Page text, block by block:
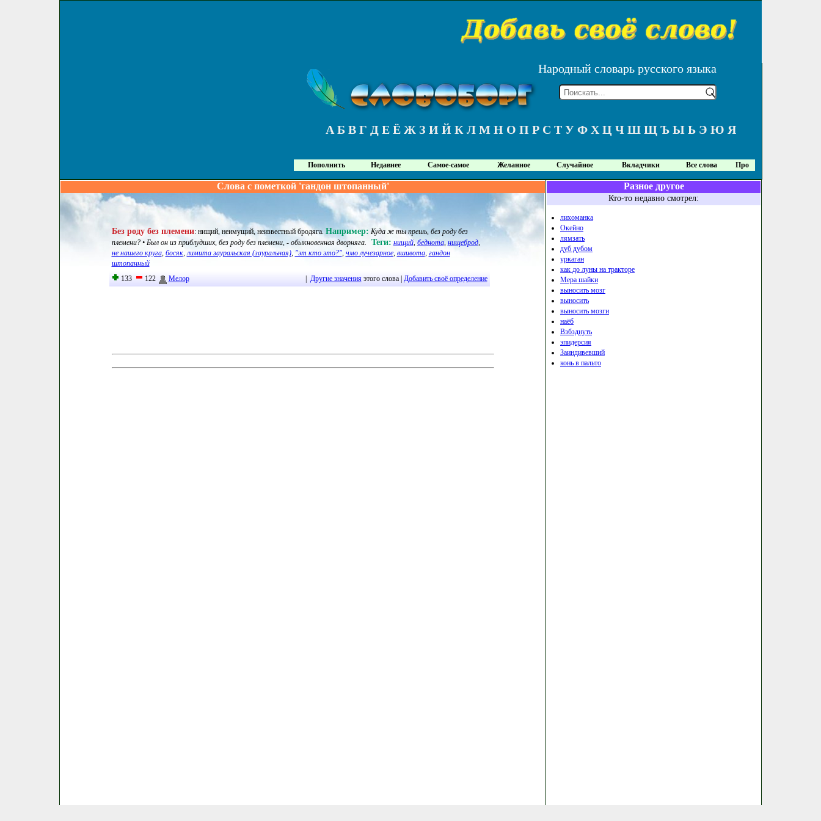
Народный словарь русского языка
А Б В Г Д Е Ё Ж З И Й К Л М Н О П Р С Т У Ф Х Ц Ч Ш Щ Ъ Ы Ь Э Ю Я
Пополнить Недавнее Самое-самое Желанное Случайное Вкладчики Все слова Про
Слова с пометкой 'гандон штопанный'
Без роду без племени: нищий, неимущий, неизвестный бродяга. Например: Куда ж ты прешь, без роду без
племени? • Был он из приблудших, без роду без племени, - обыкновенная дворняга.
Теги: нищий,беднота, нищеброд,
не нашего круга, босяк,лимита зауральская (зауральная), "эт кто это?", чмо лучезарное, вшивота, гандон
штопанный
133
122 Мелор Другие значенияэтого слова | Добавить своё определение
Разное другое
Кто-то недавно смотрел:
лихоманка
Окейно
лямзать
дуб дубом
уркаган
как до луны на тракторе
Мера шайки
выносить мозг
выносить
выносить мозги
наёб
Взбзднуть
эпидерсия
Заиндивевший
конь в пальто